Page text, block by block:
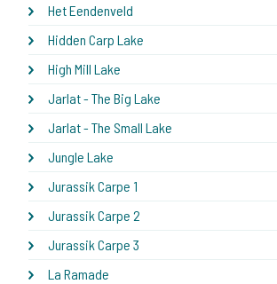
Het Eendenveld
Hidden Carp Lake
High Mill Lake
Jarlat - The Big Lake
Jarlat - The Small Lake
Jungle Lake
Jurassik Carpe 1
Jurassik Carpe 2
Jurassik Carpe 3
La Ramade